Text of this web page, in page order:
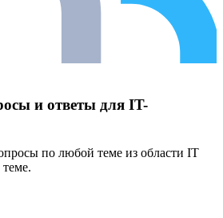
и ответы для IT-
по любой теме из области IT